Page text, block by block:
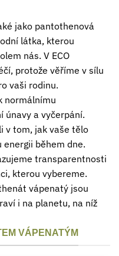
jako pantothenová
látka, kterou
nás. V ECO
protože věříme v sílu
vaši rodinu.
normálnímu
únavy a vyčerpání.
v tom, jak vaše tělo
energii během dne.
transparentnosti
kterou vybereme.
vápenatý jsou
i na planetu, na níž
VÁPENATÝM